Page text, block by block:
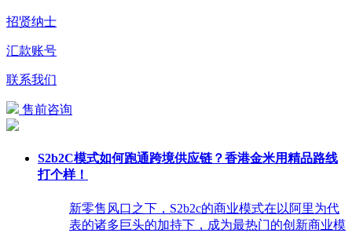
招贤纳士
汇款账号
联系我们
售前咨询
S2b2C模式如何跑通跨境供应链？香港金米用精品路线
打个样！
新零售风口之下，S2b2c的商业模式在以阿里为代
表的诸多巨头的加持下，成为最热门的创新商业模